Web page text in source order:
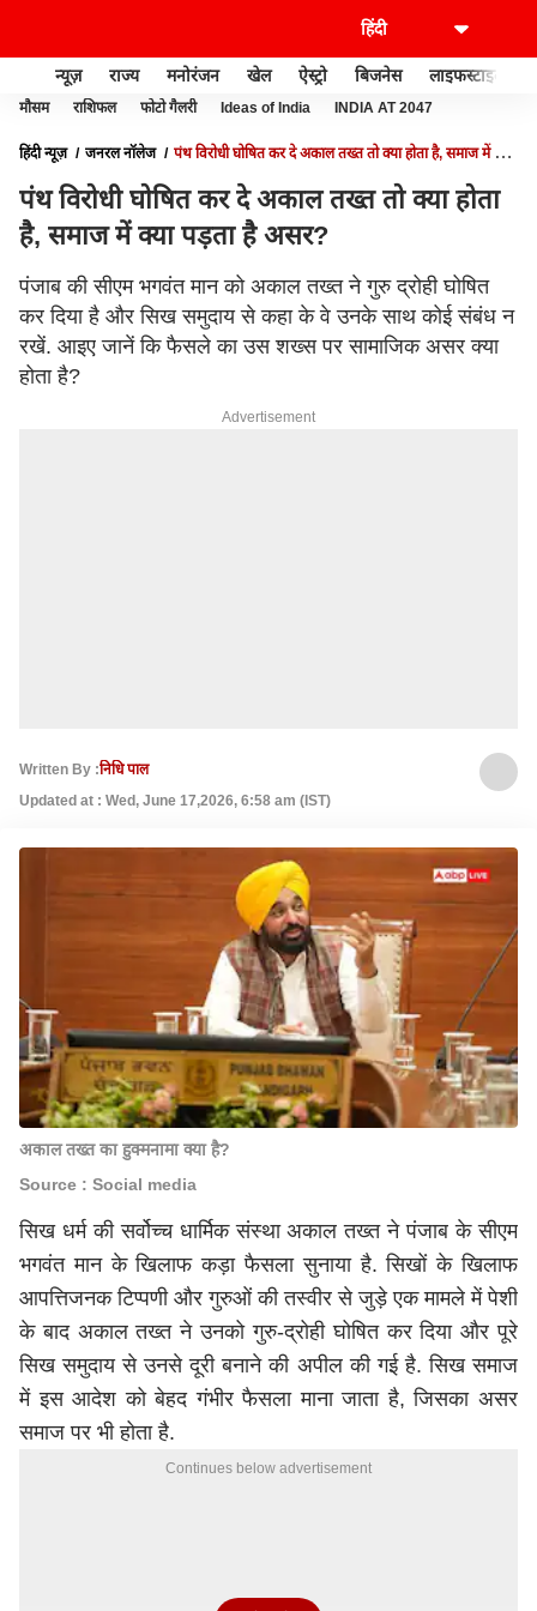
न्यूज़ राज्य मनोरंजन खेल ऐस्ट्रो बिजनेस लाइफस्टाइल
मौसम राशिफल फोटो गैलरी Ideas of India INDIA AT 2047
हिंदी न्यूज़ जनरल नॉलेज
पंथ विरोधी घोषित कर दे अकाल तख्त तो क्या होता है, समाज में क्या
पंथ विरोधी घोषित कर दे अकाल तख्त तो क्या होता
है, समाज में क्या पड़ता है असर?
पंजाब की सीएम भगवंत मान को अकाल तख्त ने गुरु द्रोही घोषित
कर दिया है और सिख समुदाय से कहा के वे उनके साथ कोई संबंध न
रखें. आइए जानें कि फैसले का उस शख्स पर सामाजिक असर क्या
होता है?
Advertisement
Written By :निधि पाल
Updated at : Wed, June 17,2026, 6:58 am (IST)
अकाल तख्त का हुक्मनामा क्या है?
Source : Social media
सिख धर्म की सर्वोच्च धार्मिक संस्था अकाल तख्त ने पंजाब के सीएम
भगवंत मानके खिलाफ कड़ा फैसला सुनाया है. सिखों के खिलाफ
आपत्तिजनक टिप्पणी और गुरुओं की तस्वीर से जुड़े एक मामले में पेशी
के बाद अकाल तख्त ने उनको गुरु-द्रोही घोषित कर दिया और पूरे
सिख समुदाय से उनसे दूरी बनाने की अपील की गई है. सिख समाज
में इस आदेश को बेहद गंभीर फैसला माना जाता है, जिसका असर
समाज पर भी होता है.
Continues below advertisement